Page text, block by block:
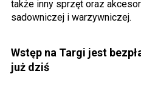
także inny sprzęt oraz
sadowniczej i warzywniczej.
Wstęp na Targi jest
już dziś